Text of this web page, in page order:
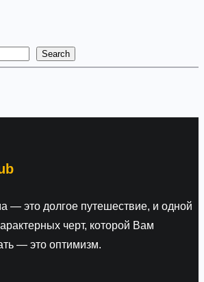
Search
— это долгое путешествие, и одной
черт, которой Вам
— это оптимизм.